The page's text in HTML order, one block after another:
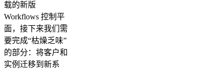
载的新版
Workflows 控制平
面，接下来我们需
要完成“枯燥乏味”
的部分：将客户和
实例迁移到新系